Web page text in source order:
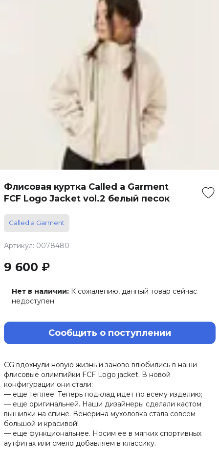
Флисовая куртка Called a Garment
FCF Logo Jacket vol.2 белый песок
Called a Garment
Артикул: 0078480
9 600 ₽
Нет в наличии: К сожалению, данный товар сейчас
недоступен
Сообщить о поступлении
CG вдохнули новую жизнь и заново влюбились в наши
флисовые олимпийки FCF Logo jacket. В новой
конфигурации они стали:
— еще теплее. Теперь подклад идет по всему изделию;
— еще оригинальней. Наши дизайнеры сделали кастом
вышивки на спине. Венерина мухоловка стала совсем
большой и красивой!
— еще функциональнее. Носим ее в мягких спортивных
аутфитах или смело добавляем в классику.